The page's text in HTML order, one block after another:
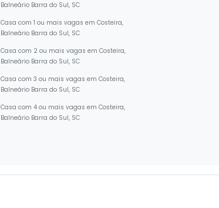
Balneário Barra do Sul, SC
Casa com 1 ou mais vagas em Costeira,
Balneário Barra do Sul, SC
Casa com 2 ou mais vagas em Costeira,
Balneário Barra do Sul, SC
Casa com 3 ou mais vagas em Costeira,
Balneário Barra do Sul, SC
Casa com 4 ou mais vagas em Costeira,
Balneário Barra do Sul, SC